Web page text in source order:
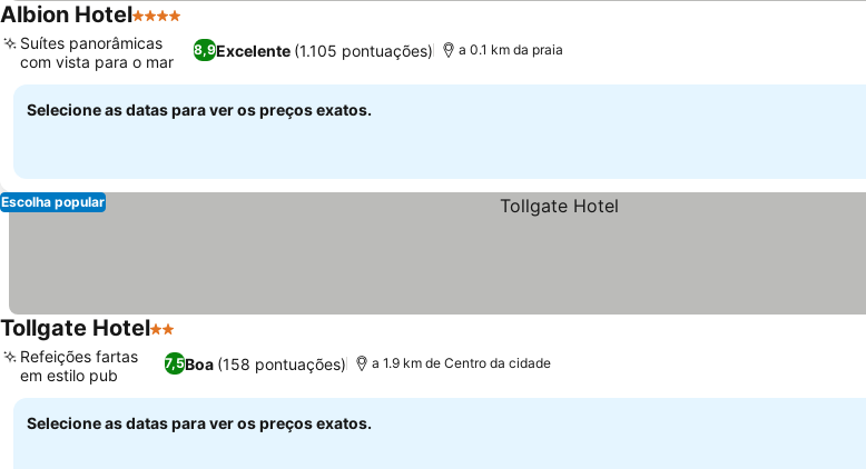
Albion Hotel4 Estrelas
8,9Excelente (1.105 pontuações)
Suítes panorâmicas
com vista para o mar
a 0.1 km da praia
Selecione as datas para ver os preços exatos.
Escolha popular
Tollgate Hotel2 Estrelas
7,5Boa (158 pontuações)
Refeições fartas
em estilo pub
a 1.9 km de Centro da cidade
Selecione as datas para ver os preços exatos.